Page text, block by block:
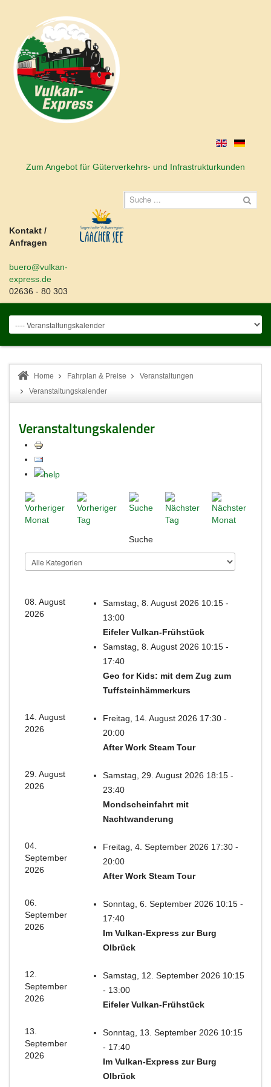
Zum Angebot für Güterverkehrs- und Infrastrukturkunden
Kontakt /
Anfragen
buero@vulkan-
express.de
02636 - 80 303
Home Fahrplan & Preise
Veranstaltungen
Veranstaltungskalender
Veranstaltungskalender
Suche
08. August
2026
Samstag, 8. August 2026 10:15 -
13:00
Eifeler Vulkan-Frühstück
Samstag, 8. August 2026 10:15 -
17:40
Geo for Kids: mit dem Zug zum
Tuffsteinhämmerkurs
14. August
2026
Freitag, 14. August 2026 17:30 -
20:00
After Work Steam Tour
29. August
2026
Samstag, 29. August 2026 18:15 -
23:40
Mondscheinfahrt mit
Nachtwanderung
04.
September
2026
Freitag, 4. September 2026 17:30 -
20:00
After Work Steam Tour
06.
September
2026
Sonntag, 6. September 2026 10:15 -
17:40
Im Vulkan-Express zur Burg
Olbrück
12.
September
2026
Samstag, 12. September 2026 10:15
- 13:00
Eifeler Vulkan-Frühstück
13.
September
2026
Sonntag, 13. September 2026 10:15
- 17:40
Im Vulkan-Express zur Burg
Olbrück